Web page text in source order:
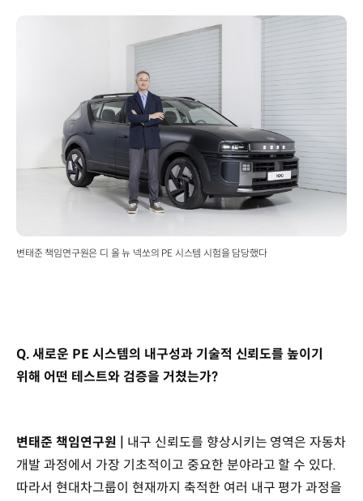
변태준 책임연구원은 디 올 뉴 넥쏘의 PE 시스템 시험을 담당했다
Q. 새로운 PE 시스템의 내구성과 기술적 신뢰도를 높이기
위해 어떤 테스트와 검증을 거쳤는가?
변태준 책임연구원 | 내구 신뢰도를 향상시키는 영역은 자동차
개발 과정에서 가장 기초적이고 중요한 분야라고 할 수 있다.
따라서 현대차그룹이 현재까지 축적한 여러 내구 평가 과정을